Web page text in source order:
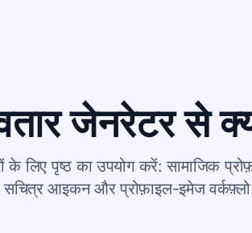
जेनरेटर से
के लिए पृष्ठ का उपयोग करें: सामाजिक
सचित्र आइकन और प्रोफ़ाइल-इमेज